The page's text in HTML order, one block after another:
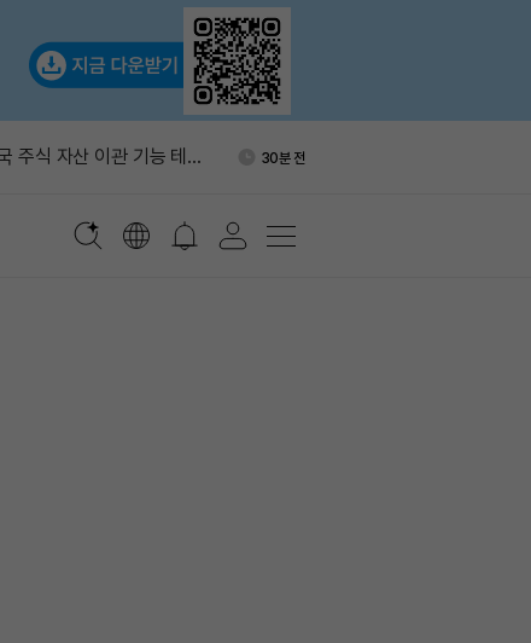
주요 뉴스 1시간 전
주식 자산 이관 기능 테스
30분 전
페이스X 비중 95% 넘어
밀 송금 수정안 담은 3.3.0
법 검토 추진…역외 스테
주식 자산 이관 기능 테스